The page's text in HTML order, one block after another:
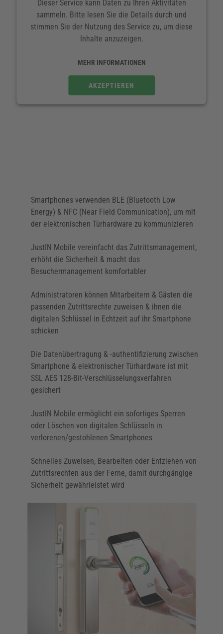
Die außergewöhnliche Leistungsfähigkeit &
Benutzerfreundlichkeit der JustIN Mobile App
ermöglicht es Betreibern, Mitarbeitern,
marktführenden & intelligenten Zutritt zu bieten
Anti-Cloning-Technologie & Best Practices für die
Datenintegrität sorgen dafür, dass die Daten schnell
Erhalten Sie den aktuellen Batteriestand der
elektronischen Beschläge & Zylinder, identifizieren
Sie Wartungsbedarf, haben Sie den Überblick über
Zur Erhöhung der Sicherheit werden keine
Informationen in der JustIN Mobile Technologie von
lediglich als Übermittler dienen
Dieser Service kann Daten zu Ihren Aktivitäten
sammeln. Bitte lesen Sie die Details durch und
stimmen Sie der Nutzung des Service zu, um diese
Inhalte anzuzeigen.
MEHR INFORMATIONEN
AKZEPTIEREN
Smartphones verwenden BLE (Bluetooth Low
Energy) & NFC (Near Field Communication), um mit
der elektronischen Türhardware zu kommunizieren
JustIN Mobile vereinfacht das Zutrittsmanagement,
erhöht die Sicherheit & macht das
Besuchermanagement komfortabler
Administratoren können Mitarbeitern & Gästen die
passenden Zutrittsrechte zuweisen & ihnen die
digitalen Schlüssel in Echtzeit auf ihr Smartphone
schicken
Die Datenübertragung & -authentifizierung zwischen
Smartphone & elektronischer Türhardware ist mit
SSL AES 128-Bit-Verschlüsselungsverfahren
gesichert
JustIN Mobile ermöglicht ein sofortiges Sperren
oder Löschen von digitalen Schlüsseln in
verlorenen/gestohlenen Smartphones
Schnelles Zuweisen, Bearbeiten oder Entziehen von
Zutrittsrechten aus der Ferne, damit durchgängige
Sicherheit gewährleistet wird